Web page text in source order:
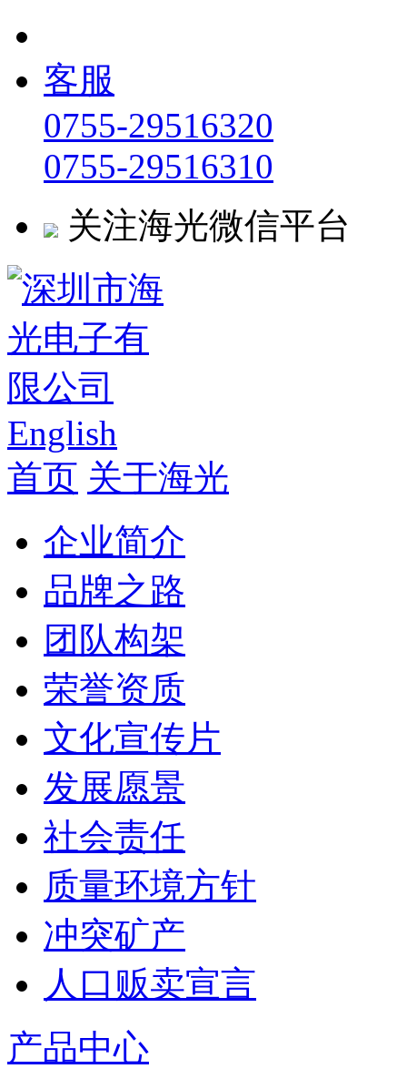
客服
0755-29516320
0755-29516310
关注海光微信平台
English
首页 关于海光
企业简介
品牌之路
团队构架
荣誉资质
文化宣传片
发展愿景
社会责任
质量环境方针
冲突矿产
人口贩卖宣言
产品中心